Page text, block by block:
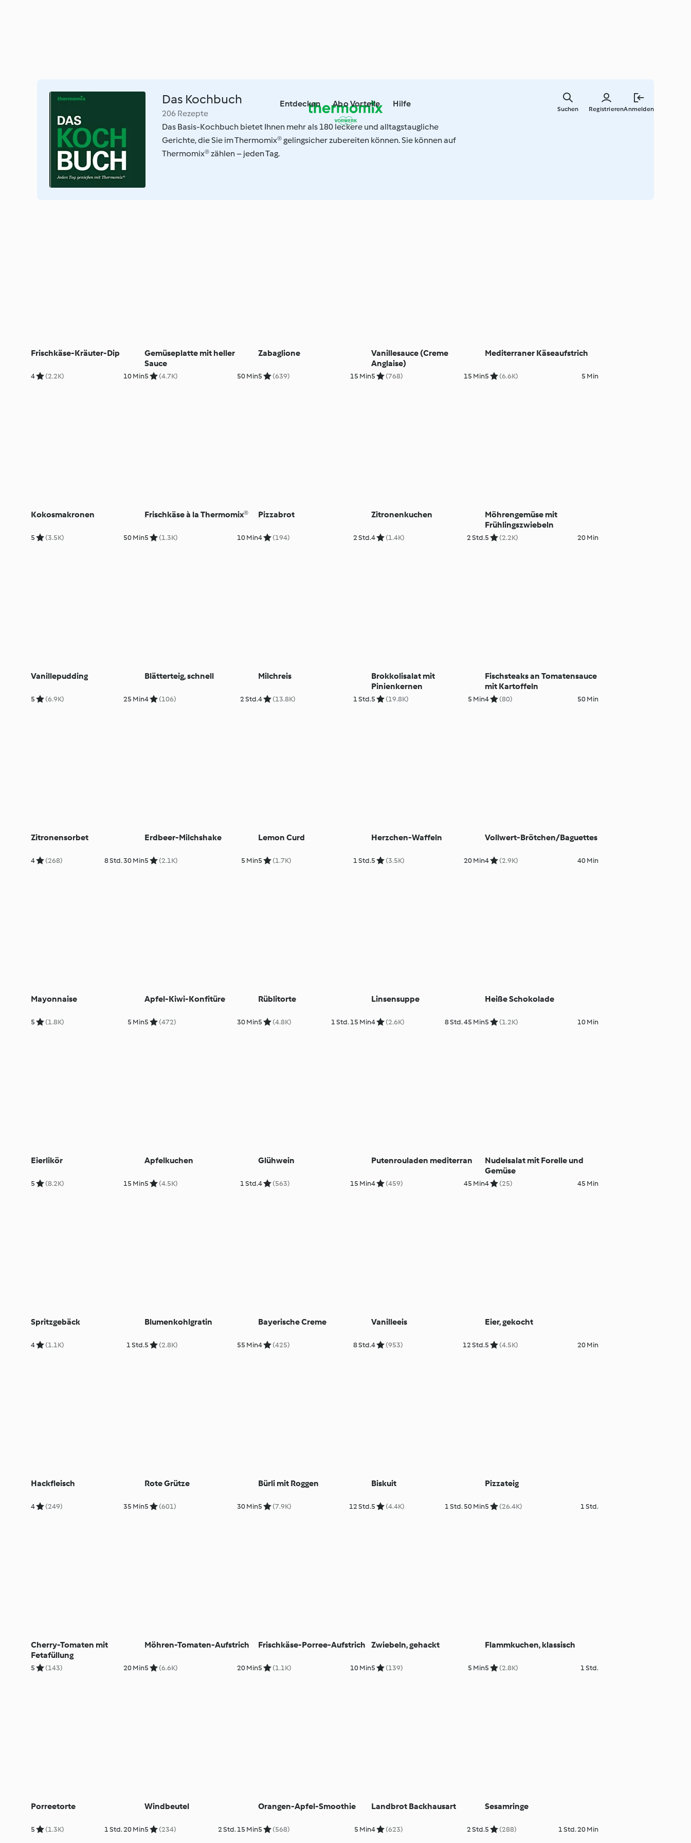
springen
Entdecken Abo Vorteile Hilfe
RegistrierenAnmelden
Suchen
Das Kochbuch
206 Rezepte
Das Basis-Kochbuch bietet Ihnen mehr als 180 leckere und alltagstaugliche
Gerichte, die Sie im Thermomix® gelingsicher zubereiten können. Sie können auf
Thermomix® zählen – jeden Tag.
Frischkäse-Kräuter-Dip
4 (2.2K) 10 Min
Gemüseplatte mit heller
Sauce
5 (4.7K) 50 Min
Zabaglione
5 (639) 15 Min
Vanillesauce (Creme
Anglaise)
5 (768) 15 Min
Mediterraner Käseaufstrich
5 (6.6K) 5 Min
Kokosmakronen
5 (3.5K) 50 Min
Frischkäse à la Thermomix®
5 (1.3K) 10 Min
Pizzabrot
4 (194) 2 Std.
Zitronenkuchen
4 (1.4K) 2 Std.
Möhrengemüse mit
Frühlingszwiebeln
5 (2.2K) 20 Min
Vanillepudding
5 (6.9K) 25 Min
Blätterteig, schnell
4 (106) 2 Std.
Milchreis
4 (13.8K) 1 Std.
Brokkolisalat mit
Pinienkernen
5 (19.8K) 5 Min
Fischsteaks an Tomatensauce
mit Kartoffeln
4 (80) 50 Min
Zitronensorbet
4 (268) 8 Std. 30 Min
Erdbeer-Milchshake
5 (2.1K) 5 Min
Lemon Curd
5 (1.7K) 1 Std.
Herzchen-Waffeln
5 (3.5K) 20 Min
Vollwert-Brötchen/Baguettes
4 (2.9K) 40 Min
Mayonnaise
5 (1.8K) 5 Min
Apfel-Kiwi-Konfitüre
5 (472) 30 Min
Rüblitorte
5 (4.8K) 1 Std. 15 Min
Linsensuppe
4 (2.6K) 8 Std. 45 Min
Heiße Schokolade
5 (1.2K) 10 Min
Eierlikör
5 (8.2K) 15 Min
Apfelkuchen
5 (4.5K) 1 Std.
Glühwein
4 (563) 15 Min
Putenrouladen mediterran
4 (459) 45 Min
Nudelsalat mit Forelle und
Gemüse
4 (25) 45 Min
Spritzgebäck
4 (1.1K) 1 Std.
Blumenkohlgratin
5 (2.8K) 55 Min
Bayerische Creme
4 (425) 8 Std.
Vanilleeis
4 (953) 12 Std.
Eier, gekocht
5 (4.5K) 20 Min
Hackfleisch
4 (249) 35 Min
Rote Grütze
5 (601) 30 Min
Bürli mit Roggen
5 (7.9K) 12 Std.
Biskuit
5 (4.4K) 1 Std. 50 Min
Pizzateig
5 (26.4K) 1 Std.
Cherry-Tomaten mit
Fetafüllung
5 (143) 20 Min
Möhren-Tomaten-Aufstrich
5 (6.6K) 20 Min
Frischkäse-Porree-Aufstrich
5 (1.1K) 10 Min
Zwiebeln, gehackt
5 (139) 5 Min
Flammkuchen, klassisch
5 (2.8K) 1 Std.
Porreetorte
5 (1.3K) 1 Std. 20 Min
Windbeutel
5 (234) 2 Std. 15 Min
Orangen-Apfel-Smoothie
5 (568) 5 Min
Landbrot Backhausart
4 (623) 2 Std.
Sesamringe
5 (288) 1 Std. 20 Min